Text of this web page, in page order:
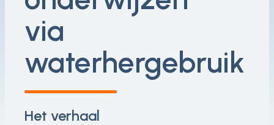
via
waterhergebruik
Het verhaal